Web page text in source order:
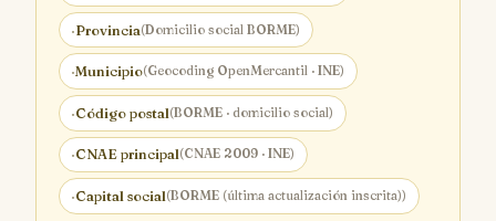
·Provincia(Domicilio social BORME)
·Municipio(Geocoding OpenMercantil · INE)
·Código postal(BORME · domicilio social)
·CNAE principal(CNAE 2009 · INE)
·Capital social(BORME (última actualización inscrita))